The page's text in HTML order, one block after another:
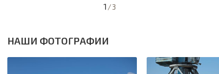
1 /3
НАШИ ФОТОГРАФИИ